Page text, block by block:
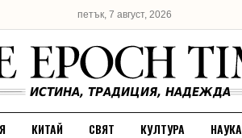
петък, 7 август, 2026
КИТАЙ СВЯТ КУЛТУРА НАУКА